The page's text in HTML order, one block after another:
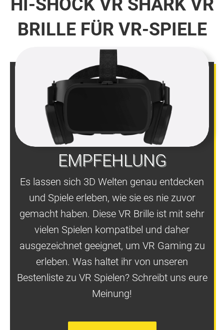
HI-SHOCK VR SHARK VR
BRILLE FÜR VR-SPIELE
EMPFEHLUNG
Es lassen sich 3D Welten genau entdecken
und Spiele erleben, wie sie es nie zuvor
gemacht haben. Diese VR Brille ist mit sehr
vielen Spielen kompatibel und daher
ausgezeichnet geeignet, um VR Gaming zu
erleben. Was haltet ihr von unseren
Bestenliste zu VR Spielen? Schreibt uns eure
Meinung!